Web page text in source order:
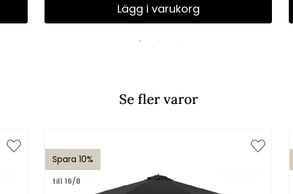
Lägg i varukorg
Se fler varor
Spara 10%
till 16/8